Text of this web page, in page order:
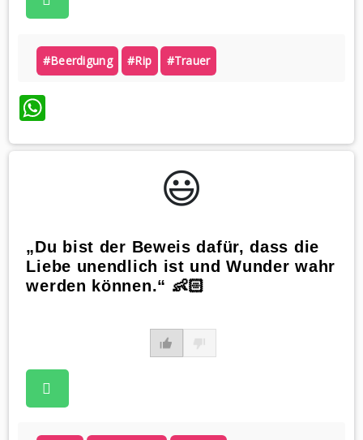
#beerdigung #rip #trauer
WhatsApp
😃️
„Du bist der Beweis dafür, dass die
Liebe unendlich ist und Wunder wahr
werden können.“ 👶🏻